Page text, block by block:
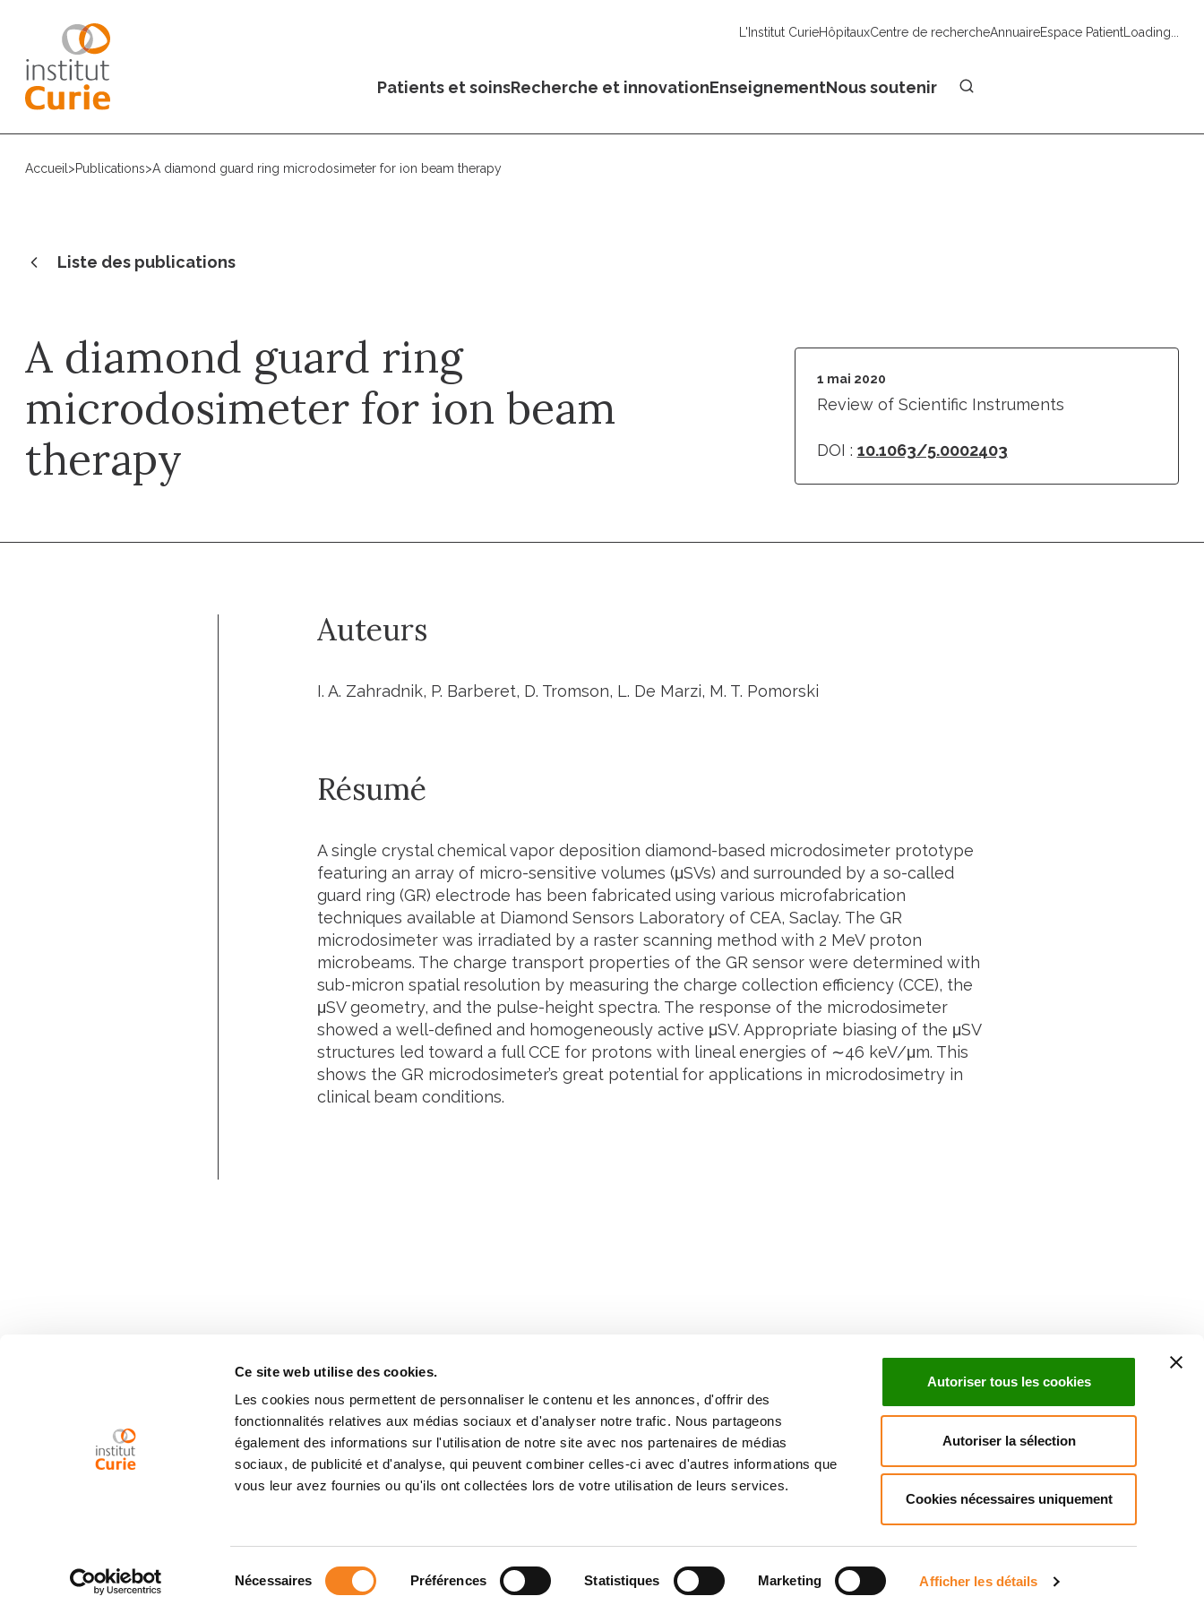
Ce site web utilise des cookies.
Les cookies nous permettent de personnaliser le contenu et les annonces, d'offrir des
fonctionnalités relatives aux médias sociaux et d'analyser notre trafic. Nous partageons
également des informations sur l'utilisation de notre site avec nos partenaires de médias
sociaux, de publicité et d'analyse, qui peuvent combiner celles-ci avec d'autres informations que
vous leur avez fournies ou qu'ils ont collectées lors de votre utilisation de leurs services.
Nécessaires Préférences Statistiques Marketing Afficher les détails
Autoriser tous les cookies
Autoriser la sélection
Cookies nécessaires uniquement
L'Institut CurieHôpitauxCentre de rechercheAnnuaireEspace PatientLoading...
Patients et soinsRecherche et innovationEnseignementNous soutenir
Accueil >Publications>A diamond guard ring microdosimeter for ion beam therapy
Liste des publications
A diamond guard ring
microdosimeter for ion beam
therapy
1 mai 2020
Review of Scientific Instruments
DOI : 10.1063/5.0002403
Auteurs
I. A. Zahradnik, P. Barberet, D. Tromson, L. De Marzi, M. T. Pomorski
Résumé
A single crystal chemical vapor deposition diamond-based microdosimeter prototype
featuring an array of micro-sensitive volumes (μSVs) and surrounded by a so-called
guard ring (GR) electrode has been fabricated using various microfabrication
techniques available at Diamond Sensors Laboratory of CEA, Saclay. The GR
microdosimeter was irradiated by a raster scanning method with 2 MeV proton
microbeams. The charge transport properties of the GR sensor were determined with
sub-micron spatial resolution by measuring the charge collection efficiency (CCE), the
μSV geometry, and the pulse-height spectra. The response of the microdosimeter
showed a well-defined and homogeneously active μSV. Appropriate biasing of the μSV
structures led toward a full CCE for protons with lineal energies of ∼46 keV/μm. This
shows the GR microdosimeter’s great potential for applications in microdosimetry in
clinical beam conditions.
Inscrivez-vous à la newsletter
ActualitésDroits du patient
Mentions légalesPolitique des données personnellesGestion des cookiesSignalement